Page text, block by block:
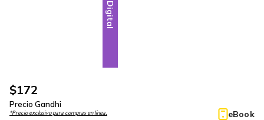
Digital
$172
Precio Gandhi
*Precio exclusivo para compras en línea. eBook